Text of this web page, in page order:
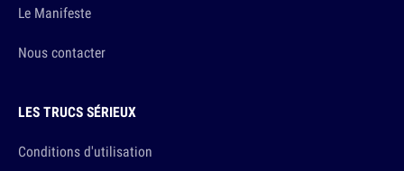
Le Manifeste
Nous contacter
LES TRUCS SÉRIEUX
Conditions d'utilisation